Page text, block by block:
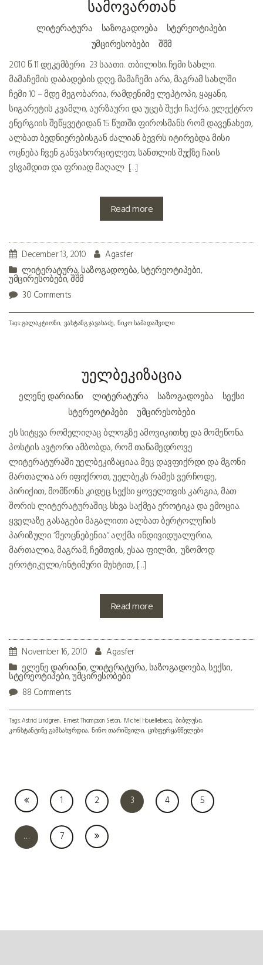
სამოვართან
ᲚᲘᲢᲔᲠᲐᲢᲣᲠᲐ ᲡᲐᲖᲝᲒᲐᲓᲝᲔᲑᲐ
ᲡᲢᲔᲠᲔᲝᲢᲘᲞᲔᲑᲘ
ᲣᲛᲪᲘᲠᲔᲡᲝᲑᲔᲑᲘ
ᲨᲨᲛ
2010 წ. 11 დეკემბერი. 23 საათი. თბილისი. ჩემი სახლი.
მამაჩემის დაბადების დღე. მამაჩემი არა, მაგრამ სახლში
ჩემი 10 – მდე მეგობარია, რამდენიმე ლეპტოპი, ყაყანი,
სიგარეტის კვამლი, აურზაური და უცებ შუქი ჩაქრა. ელექტრო
ენერგიის შეწყვეტიდან 15 წუთში ფიროსმანს რომ დავენახეთ,
ალბათ ბედნიერებისგან ძალიან ბევრს იტირებდა. მისი
ოცნება ჩვენ განვახორციელეთ, სანთლის შუქზე ჩაის
ვსვამდით და ფრიად მაღალ […]
Read more
December 13, 2010
Agasfer
ლიტერატურა,საზოგადოება,სტერეოტიპები,
უმცირესობები,შშმ
30 Comments
Tags:გალაკტიონი ვახტანგ ჯავახაძე ნიკო სამადაშვილი
უელბეკიზაცია
ᲔᲚᲔᲜᲔ ᲓᲐᲠᲘᲐᲜᲘ ᲚᲘᲢᲔᲠᲐᲢᲣᲠᲐ ᲡᲐᲖᲝᲒᲐᲓᲝᲔᲑᲐ
ᲡᲔᲥᲡᲘ
ᲡᲢᲔᲠᲔᲝᲢᲘᲞᲔᲑᲘ
ᲣᲛᲪᲘᲠᲔᲡᲝᲑᲔᲑᲘ
ეს სიტყვა რომელიღაც ბლოგზე ამოვიკითხე და მომეწონა.
პოსტის ავტორი ამბობდა, რომ თანამედროვე
ლიტერატურაში უელბეკიზაციაა. მეც დავფიქრდი და მგონი
მართალია. არ იფიქროთ, უელბეკს რამეს ვერჩოდე,
პირიქით, მომწონს კიდეც. სექსი ყოველთვის კარგია, მათ
შორის ლიტერატურაშიც. სხვა საქმეა ეროტიკა და ემოცია.
ყველაზე გასაგები მაგალითი ალბათ ბერტოლუჩის
პარიზული “მეოცნებენია“. აღქმა ინდივიდუალურია,
მართალია, მაგრამ, ჩემთვის, ესაა ფილმი, უზომოდ
ეროტიკული/ინტიმური მუხტით, […]
Read more
November 16, 2010
Agasfer
ელენე დარიანი,ლიტერატურა,საზოგადოება,სექსი,
სტერეოტიპები,უმცირესობები
88 Comments
Tags:Astrid Lindgren Ernest Thompson Seton Michel Houellebecq ბიბლუსი
კონსტანტინე გამსახურდია ნინო თარიშვილი ცისფერყანწელები
Posts navigation
1 2 3 4 5
… 7